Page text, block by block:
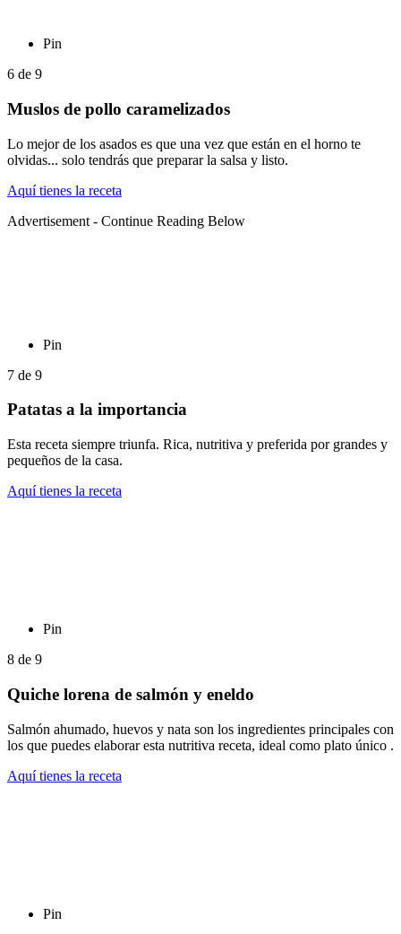
Pin
6 de 9
Muslos de pollo caramelizados
Lo mejor de los asados es que una vez que están en el horno te
olvidas... solo tendrás que preparar la salsa y listo.
Aquí tienes la receta
Advertisement - Continue Reading Below
Pin
7 de 9
Patatas a la importancia
Esta receta siempre triunfa. Rica, nutritiva y preferida por grandes y
pequeños de la casa.
Aquí tienes la receta
Pin
8 de 9
Quiche lorena de salmón y eneldo
Salmón ahumado, huevos y nata son los ingredientes principales con
los que puedes elaborar esta nutritiva receta, ideal como plato único .
Aquí tienes la receta
Pin